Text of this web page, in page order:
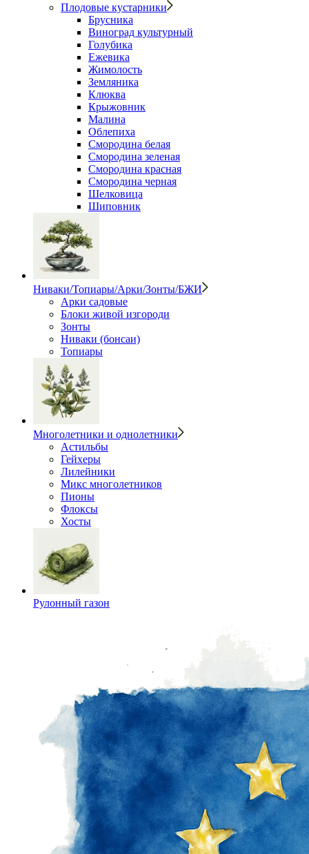
Плодовые кустарники
Брусника
Виноград культурный
Голубика
Ежевика
Жимолость
Земляника
Клюква
Крыжовник
Малина
Облепиха
Смородина белая
Смородина зеленая
Смородина красная
Смородина черная
Шелковица
Шиповник
Ниваки/Топиары/Арки/Зонты/БЖИ
Арки садовые
Блоки живой изгороди
Зонты
Ниваки (бонсаи)
Топиары
Многолетники и однолетники
Астильбы
Гейхеры
Лилейники
Микс многолетников
Пионы
Флоксы
Хосты
Рулонный газон